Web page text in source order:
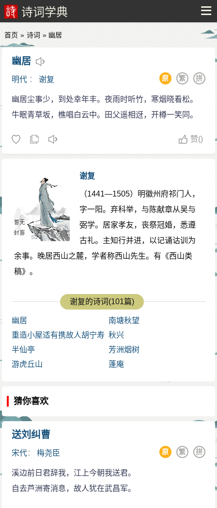
诗词学典
首页 » 诗词 » 幽居
幽居
明代 ：谢复 拼
繁
原
幽居尘事少，到处幸年丰。夜雨时听竹，寒烟晓看松。
牛眠青草坂，樵唱白云中。田父遥相迓，开樽一笑同。
赞()
谢复
（1441—1505）明徽州府祁门人，
字一阳。弃科举，与陈献章从吴与
弼学。居家孝友，丧祭冠婚，悉遵
古礼。主知行并进，以记诵诂训为
余事。晚居西山之麓，学者称西山先生。有《西山类
稿》。
谢复的诗词(101篇)
幽居
南塘秋望
重造小屋适有携故人胡宁寿
草书见惠
秋兴
半仙亭
芳洲烟树
游虎丘山
蓬庵
猜你喜欢
送刘纠曹
宋代：梅尧臣 拼
繁
原
溪边前日君辞我，江上今朝我送君。
自去芦洲寄消息，故人犹在武昌军。